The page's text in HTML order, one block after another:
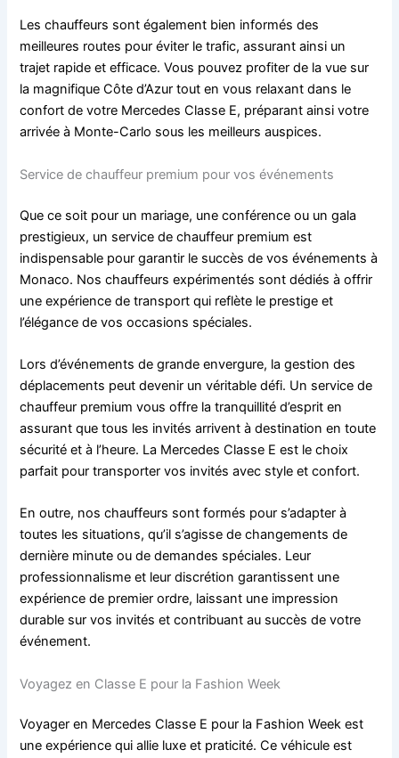
Les chauffeurs sont également bien informés des
meilleures routes pour éviter le trafic, assurant ainsi un
trajet rapide et efficace. Vous pouvez profiter de la vue sur
la magnifique Côte d’Azur tout en vous relaxant dans le
confort de votre Mercedes Classe E, préparant ainsi votre
arrivée à Monte-Carlo sous les meilleurs auspices.
Service de chauffeur premium pour vos événements
Que ce soit pour un mariage, une conférence ou un gala
prestigieux, un service de chauffeur premium est
indispensable pour garantir le succès de vos événements à
Monaco. Nos chauffeurs expérimentés sont dédiés à offrir
une expérience de transport qui reflète le prestige et
l’élégance de vos occasions spéciales.
Lors d’événements de grande envergure, la gestion des
déplacements peut devenir un véritable défi. Un service de
chauffeur premium vous offre la tranquillité d’esprit en
assurant que tous les invités arrivent à destination en toute
sécurité et à l’heure. La Mercedes Classe E est le choix
parfait pour transporter vos invités avec style et confort.
En outre, nos chauffeurs sont formés pour s’adapter à
toutes les situations, qu’il s’agisse de changements de
dernière minute ou de demandes spéciales. Leur
professionnalisme et leur discrétion garantissent une
expérience de premier ordre, laissant une impression
durable sur vos invités et contribuant au succès de votre
événement.
Voyagez en Classe E pour la Fashion Week
Voyager en Mercedes Classe E pour la Fashion Week est
une expérience qui allie luxe et praticité. Ce véhicule est